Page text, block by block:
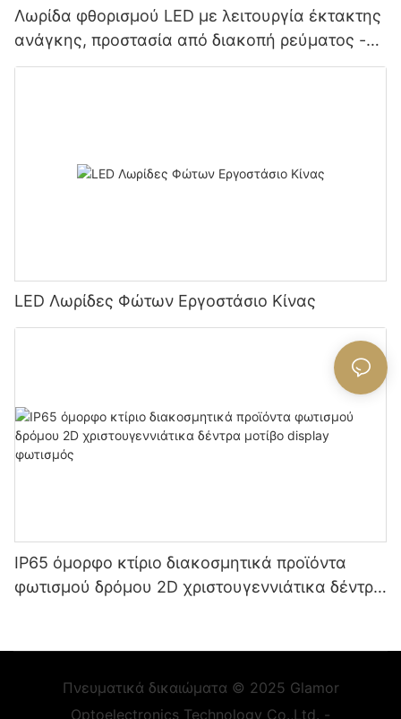
Λωρίδα φθορισμού LED με λειτουργία έκτακτης
ανάγκης, προστασία από διακοπή ρεύματος -
Κατασκευαστής Κίνας Glamour
LED Λωρίδες Φώτων Εργοστάσιο Κίνας
IP65 όμορφο κτίριο διακοσμητικά προϊόντα
φωτισμού δρόμου 2D χριστουγεννιάτικα δέντρα
Πνευματικά δικαιώματα © 2025 Glamor
Optoelectronics Technology Co.,Ltd. -